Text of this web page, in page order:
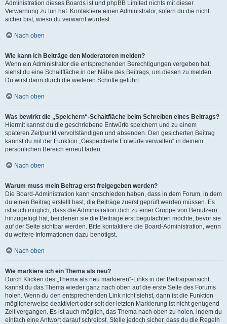
Administration dieses Boards ist und phpBB Limited nichts mit dieser
Verwarnung zu tun hat. Kontaktiere einen Administrator, sofern du die nicht
sicher bist, wieso du verwarnt wurdest.
Nach oben
Wie kann ich Beiträge den Moderatoren melden?
Wenn ein Administrator die entsprechenden Berechtigungen vergeben hat,
siehst du eine Schaltfläche in der Nähe des Beitrags, um diesen zu melden.
Du wirst dann durch die weiteren Schritte geführt.
Nach oben
Was bewirkt die „Speichern“-Schaltfläche beim Schreiben eines Beitrags?
Hiermit kannst du die geschriebene Entwürfe speichern und zu einem
späteren Zeitpunkt vervollständigen und absenden. Den gesicherten Beitrag
kannst du mit der Funktion „Gespeicherte Entwürfe verwalten“ in deinem
persönlichen Bereich erneut laden.
Nach oben
Warum muss mein Beitrag erst freigegeben werden?
Die Board-Administration kann entschieden haben, dass in dem Forum, in dem
du einen Beitrag erstellt hast, die Beiträge zuerst geprüft werden müssen. Es
ist auch möglich, dass die Administration dich zu einer Gruppe von Benutzern
hinzugefügt hat, bei denen sie die Beiträge erst begutachten möchte, bevor sie
auf der Seite sichtbar werden. Bitte kontaktiere die Board-Administration, wenn
du weitere Informationen dazu benötigst.
Nach oben
Wie markiere ich ein Thema als neu?
Durch Klicken des „Thema als neu markieren“-Links in der Beitragsansicht
kannst du das Thema wieder ganz nach oben auf die erste Seite des Forums
holen. Wenn du den entsprechenden Link nicht siehst, dann ist die Funktion
möglicherweise deaktiviert oder seit der letzten Markierung ist nicht genügend
Zeit vergangen. Es ist auch möglich, das Thema nach oben zu holen, indem du
einfach eine Antwort darauf schreibst. Stelle jedoch sicher, dass du die Regeln